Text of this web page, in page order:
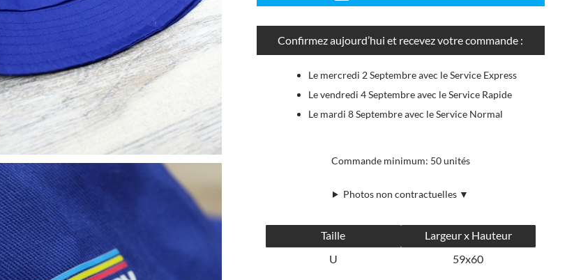
Confirmez aujourd’hui et recevez votre commande :
Le mercredi 2 Septembre avec le Service Express
Le vendredi 4 Septembre avec le Service Rapide
Le mardi 8 Septembre avec le Service Normal
Commande minimum: 50 unités
Photos non contractuelles ▼
Taille
Largeur x Hauteur
U
59x60